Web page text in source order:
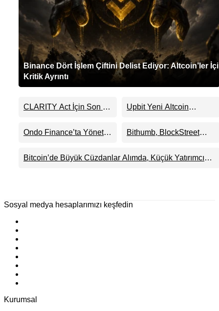
Binance Dört İşlem Çiftini Delist Ediyor: Altcoin’ler
Kritik Ayrıntı
CLARITY Act İçin Son 24
Kripto Para Piyasasının
Upbit Yeni Altcoin
KRW, BTC ve USDT
Ondo Finance’ta Yönetim
Milyarlarca Dolarlık
Tokenizasyon Devinin
Bithumb, BlockStreet
Çifti Desteği Duyurdu
Bitcoin’de Büyük Cüzdanlar Alımda, Küçük Yatırımcı
Sosyal medya hesaplarımızı keşfedin
Kurumsal